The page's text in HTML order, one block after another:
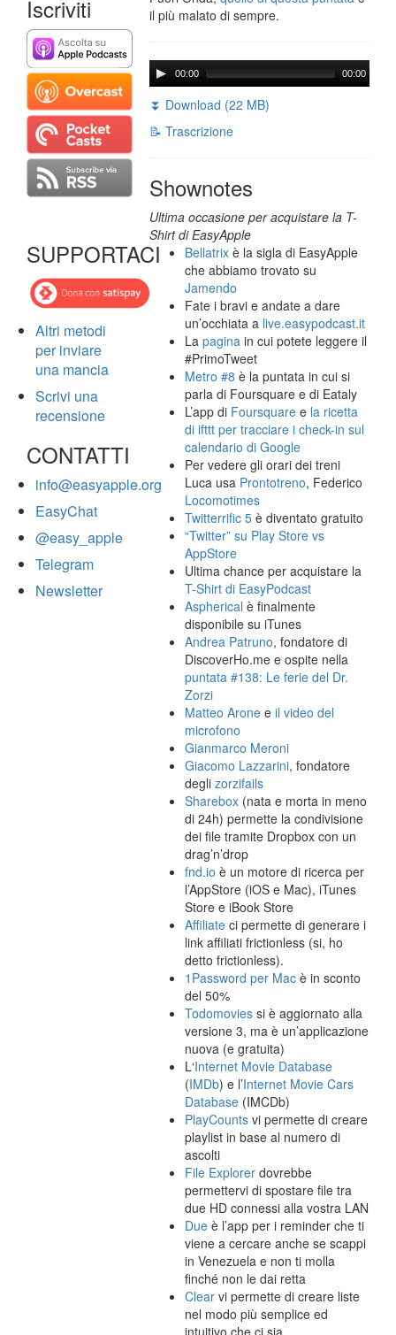
Iscriviti
SUPPORTACI
Altri metodi
per inviare
una mancia
Scrivi una
recensione
CONTATTI
info@easyapple.org
EasyChat
@easy_apple
Telegram
Newsletter
il più malato di sempre.
00:00 00:00
⏬ Download (22 MB)
📝 Trascrizione
Shownotes
Ultima occasione per acquistare la T-
Shirt di EasyApple
Bellatrix è la sigla di EasyApple
che abbiamo trovato su
Jamendo
Fate i bravi e andate a dare
un’occhiata a live.easypodcast.it
Lapagina in cui potete leggere il
#PrimoTweet
Metro #8 è la puntata in cui si
parla di Foursquare e di Eataly
L’app di Foursquare e la ricetta
di ifttt per tracciare i check-in sul
calendario di Google
Per vedere gli orari dei treni
Luca usa Prontotreno, Federico
Locomotimes
Twitterrific 5 è diventato gratuito
“Twitter” su Play Store vs
AppStore
Ultima chance per acquistare la
T-Shirt di EasyPodcast
Aspherical è finalmente
disponibile su iTunes
Andrea Patruno, fondatore di
DiscoverHo.me e ospite nella
puntata #138: Le ferie del Dr.
Zorzi
Matteo Arone eil video del
microfono
Gianmarco Meroni
Giacomo Lazzarini, fondatore
deglizorzifails
Sharebox (nata e morta in meno
di 24h) permette la condivisione
dei file tramite Dropbox con un
drag’n’drop
fnd.io è un motore di ricerca per
l’AppStore (iOS e Mac), iTunes
Store e iBook Store
Affiliate ci permette di generare i
link affiliati frictionless (si, ho
detto frictionless).
1Password per Mac è in sconto
del 50%
Todomovies si è aggiornato alla
versione 3, ma è un’applicazione
nuova (e gratuita)
L‘Internet Movie Database
(IMDb) e l’Internet Movie Cars
Database (IMCDb)
PlayCounts vi permette di creare
playlist in base al numero di
ascolti
File Explorer dovrebbe
permettervi di spostare file tra
due HD connessi alla vostra LAN
Due è l’app per i reminder che ti
viene a cercare anche se scappi
in Venezuela e non ti molla
finché non le dai retta
Clear vi permette di creare liste
nel modo più semplice ed
intuitivo che ci sia